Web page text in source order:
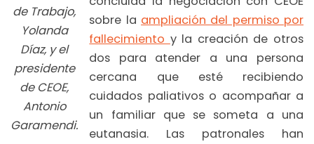
de Trabajo,
Yolanda
Díaz, y el
presidente
de CEOE,
Antonio
Garamendi.
sobre la ampliación del permiso por
fallecimiento y la creación de otros
dos para atender a una persona
cercana que esté recibiendo
cuidados paliativos o acompañar a
un familiar que se someta a una
eutanasia. Las patronales han